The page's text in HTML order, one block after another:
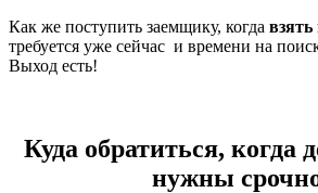
Как же поступить заемщику, когда взять
требуется уже сейчас и времени на
Выход есть!
Куда обратиться, когда
нужны